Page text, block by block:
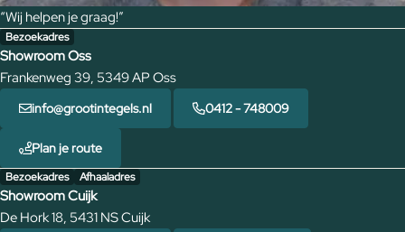
“Wij helpen je graag!”
Bezoekadres
Showroom Oss
Frankenweg 39, 5349 AP Oss
info@grootintegels.nl 0412 - 748009
Plan je route
Bezoekadres Afhaaladres
Showroom Cuijk
De Hork 18, 5431 NS Cuijk